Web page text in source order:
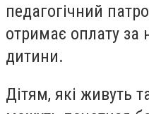
педагогічний
отримає оплату за
дитини.
Дітям, які живуть